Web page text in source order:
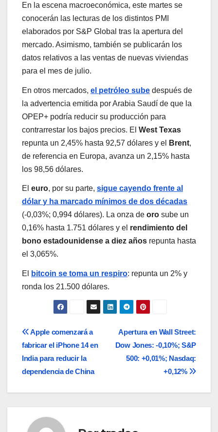
En la escena macroeconómica, este martes se
conocerán las lecturas de los distintos PMI
elaborados por S&P Global tras la apertura del
mercado. Asimismo, también se publicarán los
datos relativos a las ventas de nuevas viviendas
para el mes de julio.
En otros mercados, el petróleo sube después de
la advertencia emitida por Arabia Saudí de que la
OPEP+ podría reducir su producción para
contrarrestar los bajos precios. El West Texas
repunta un 2,45% hasta 92,57 dólares y el
Brent,
de referencia en Europa, avanza un 2,15% hasta
los 98,56 dólares.
El euro, por su parte, sigue cayendo frente al
dólar y ha marcado mínimos de dos décadas
(-0,03%; 0,994 dólares). La onza de oro sube un
0,16% hasta 1.751 dólares y el rendimiento del
bono estadounidense a diez años repunta hasta
el 3,065%.
El bitcoin se toma un respiro: repunta un 2% y
ronda los 21.500 dólares.
Navegación
de
entradas
Apertura en Wall Street:
Dow Jones: -0,10%; S&P
500: +0,01%; Nasdaq:
+0,12%
Apple comenzará a
fabricar el iPhone 14 en
India para reducir la
dependencia de China